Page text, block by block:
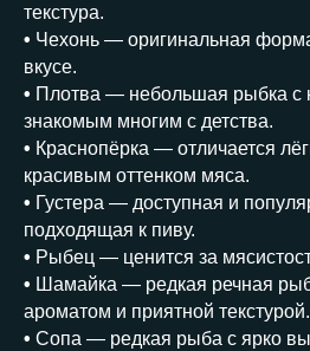
текстура.
• Чехонь — оригинальная
вкусе.
• Плотва — небольшая рыбка с
знакомым многим с детства.
• Краснопёрка — отличается
красивым оттенком мяса.
• Густера — доступная и
подходящая к пиву.
• Рыбец — ценится за
• Шамайка — редкая речная
ароматом и приятной текстурой.
• Сопа — редкая рыба с ярко